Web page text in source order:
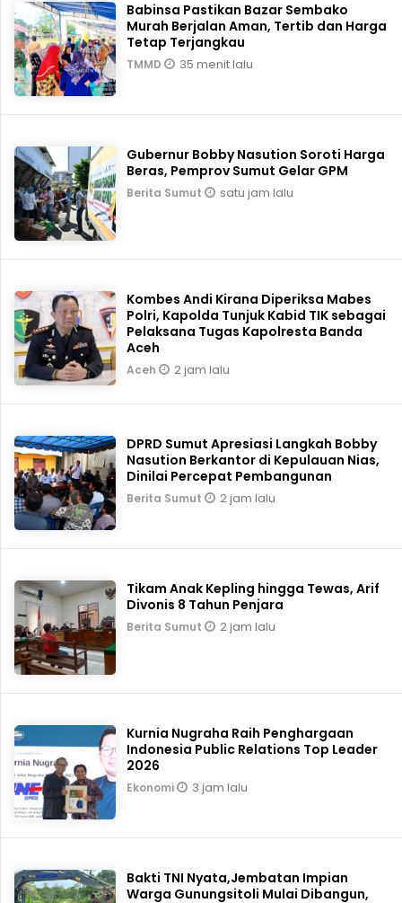
Babinsa Pastikan Bazar Sembako
Murah Berjalan Aman, Tertib dan Harga
Tetap Terjangkau
TMMD 35 menit lalu
Gubernur Bobby Nasution Soroti Harga
Beras, Pemprov Sumut Gelar GPM
Berita Sumut satu jam lalu
Kombes Andi Kirana Diperiksa Mabes
Polri, Kapolda Tunjuk Kabid TIK sebagai
Pelaksana Tugas Kapolresta Banda
Aceh
Aceh 2 jam lalu
DPRD Sumut Apresiasi Langkah Bobby
Nasution Berkantor di Kepulauan Nias,
Dinilai Percepat Pembangunan
Berita Sumut 2 jam lalu
Tikam Anak Kepling hingga Tewas, Arif
Divonis 8 Tahun Penjara
Berita Sumut 2 jam lalu
Kurnia Nugraha Raih Penghargaan
Indonesia Public Relations Top Leader
2026
Ekonomi 3 jam lalu
Bakti TNI Nyata,Jembatan Impian
Warga Gunungsitoli Mulai Dibangun,